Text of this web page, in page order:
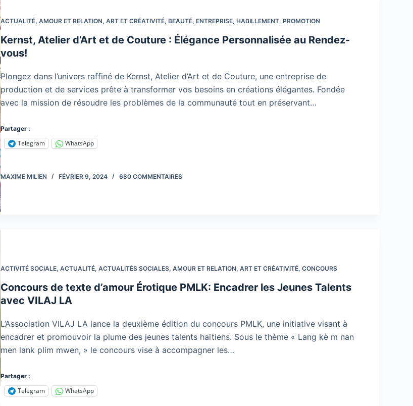
ACTUALITÉ,AMOUR ET RELATION,ART ET CRÉATIVITÉ,BEAUTÉ,ENTREPRISE,HABILLEMENT,PROMOTION
Kernst, Atelier d’Art et de Couture : Élégance Personnalisée au Rendez-
vous!
Plongez dans l’univers raffiné de Kernst, Atelier d’Art et de Couture, une entreprise de
production et de services prête à transformer vos besoins en créations élégantes. Fondée
avec la mission de résoudre les problèmes de la communauté tout en préservant…
Partager :
Telegram WhatsApp
MAXIME MILIEN FÉVRIER 9, 2024 680 COMMENTAIRES
ACTIVITÉ SOCIALE,ACTUALITÉ,ACTUALITÉS SOCIALES,AMOUR ET RELATION,ART ET CRÉATIVITÉ,CONCOURS
Concours de texte d’amour Érotique PMLK: Encadrer les Jeunes Talents
avec VILAJ LA
L’Association VILAJ LA lance la deuxième édition du concours PMLK, une initiative visant à
encadrer et promouvoir la plume des jeunes talents haïtiens. Sous le thème « Lang kè m nan
men lank plim mwen, » le concours vise à accompagner les…
Partager :
Telegram WhatsApp